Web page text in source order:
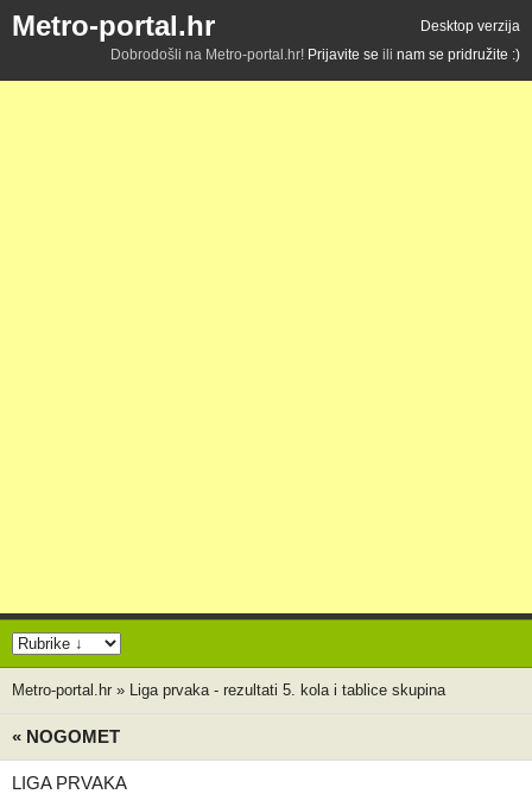
Metro-portal.hr
Desktop verzija
Dobrodošli na Metro-portal.hr! Prijavite se ili nam se pridružite :)
Metro-portal.hr » Liga prvaka - rezultati 5. kola i tablice skupina
« NOGOMET
LIGA PRVAKA